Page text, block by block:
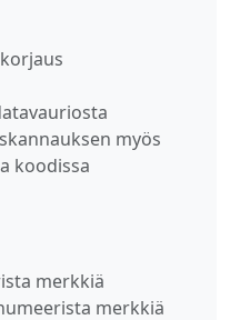
myös
koodissa
merkkiä
merkkiä